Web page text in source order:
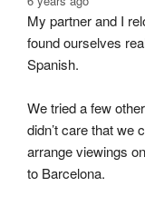
My partner and I
found ourselves
Spanish.
We tried a few
didn’t care that we
arrange viewings
to Barcelona.